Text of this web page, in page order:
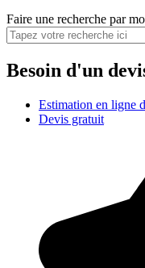
Faire une recherche par
Besoin d'un
Estimation en ligne
Devis gratuit